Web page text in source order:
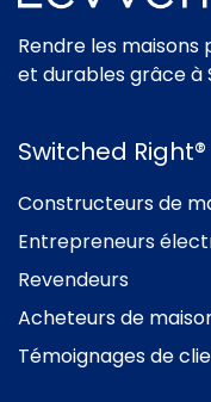
Rendre les
et durables grâce à
Switched Right®
Constructeurs de
Entrepreneurs
Revendeurs
Acheteurs de
Témoignages de